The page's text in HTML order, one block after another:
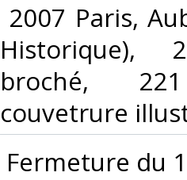
2007 Paris,
broché,
couvetrure
Fermeture du